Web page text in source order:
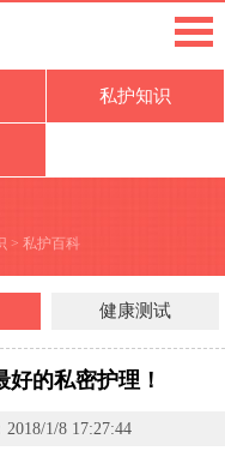
私护知识
> 私护百科
健康测试
的私密护理！
2018/1/8 17:27:44